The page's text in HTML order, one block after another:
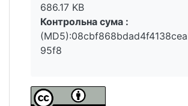
686.17 KB
Контрольна сума :
95f8